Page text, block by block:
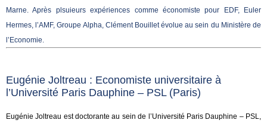
Marne. Après plsuieurs expériences comme économiste pour EDF, Euler
Hermes, l’AMF, Groupe Alpha, Clément Bouillet évolue au sein du Ministère de
l’Economie.
Eugénie Joltreau : Economiste universitaire à
l’Université Paris Dauphine – PSL (Paris)
Eugénie Joltreau est doctorante au sein de l’Université Paris Dauphine – PSL,